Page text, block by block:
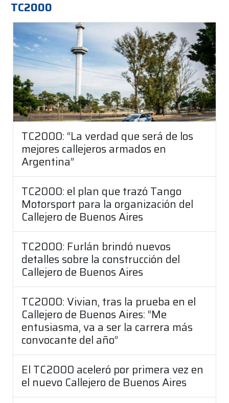
TC2000
TC2000: “La verdad que será de los
mejores callejeros armados en
Argentina”
TC2000: el plan que trazó Tango
Motorsport para la organización del
Callejero de Buenos Aires
TC2000: Furlán brindó nuevos
detalles sobre la construcción del
Callejero de Buenos Aires
TC2000: Vivian, tras la prueba en el
Callejero de Buenos Aires: “Me
entusiasma, va a ser la carrera más
convocante del año”
El TC2000 aceleró por primera vez en
el nuevo Callejero de Buenos Aires